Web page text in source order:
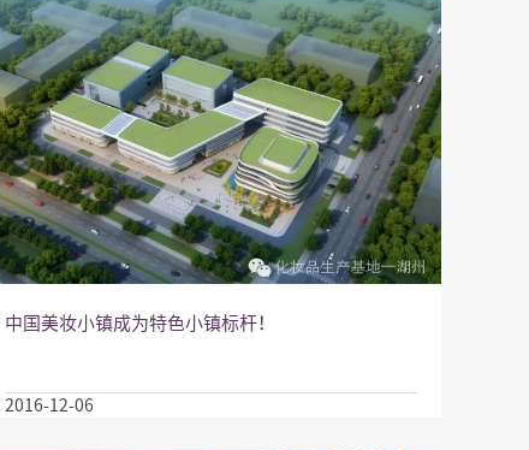
中国美妆小镇成为特色小镇标杆！
2016-12-06